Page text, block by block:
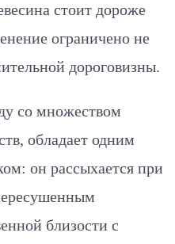
стоит дороже
ограничено не
дороговизны.
со множеством
обладает одним
он рассыхается при
близости с